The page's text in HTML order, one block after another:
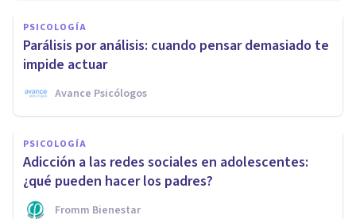
PSICOLOGÍA
Parálisis por análisis: cuando pensar demasiado te
impide actuar
Avance Psicólogos
PSICOLOGÍA
Adicción a las redes sociales en adolescentes:
¿qué pueden hacer los padres?
Fromm Bienestar